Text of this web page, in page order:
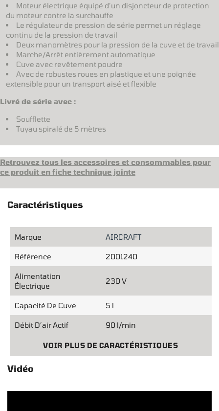
Moteur électrique équipé d’un disjoncteur de protection
du moteur contre la surchauffe
Le régulateur de pression de série permet un réglage
continu de la pression de travail
Deux manomètres pour la pression de la cuve et de travail
Marche/Arrêt entièrement automatique
Cuve avec revêtement poudre
Avec de robustes roues en plastique et une poignée
extensible pour un transport aisé et flexible
Livré de série avec :
Soufflette
Tuyau spiralé de 5 mètres
Retrouvez tous les accessoires et consommables pour
ce produit en fiche technique jointe
Caractéristiques
Marque AIRCRAFT
Référence 2001240
Alimentation
Électrique
230 V
Capacité De Cuve 5 l
Débit D’air Actif 90 l/min
VOIR PLUS DE CARACTÉRISTIQUES
Vidéo